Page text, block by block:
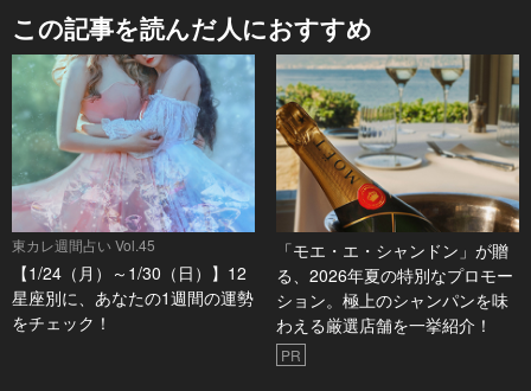
この記事を読んだ人におすすめ
東カレ週間占い Vol.45
【1/24（月）～1/30（日）】12
星座別に、あなたの1週間の運勢
をチェック！
「モエ・エ・シャンドン」が贈
る、2026年夏の特別なプロモー
ション。極上のシャンパンを味
わえる厳選店舗を一挙紹介！
PR